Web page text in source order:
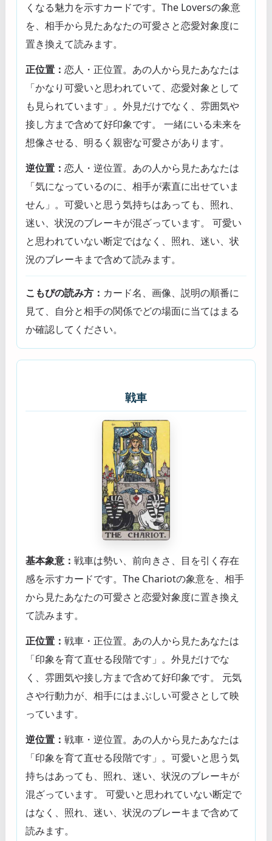
くなる魅力を示すカードです。The Loversの象意
を、相手から見たあなたの可愛さと恋愛対象度に
置き換えて読みます。
正位置： 恋人・正位置。あの人から見たあなたは
「かなり可愛いと思われていて、恋愛対象として
も見られています」。外見だけでなく、雰囲気や
接し方まで含めて好印象です。 一緒にいる未来を
想像させる、明るく親密な可愛さがあります。
逆位置： 恋人・逆位置。あの人から見たあなたは
「気になっているのに、相手が素直に出せていま
せん」。可愛いと思う気持ちはあっても、照れ、
迷い、状況のブレーキが混ざっています。 可愛い
と思われていない断定ではなく、照れ、迷い、状
況のブレーキまで含めて読みます。
こもぴの読み方： カード名、画像、説明の順番に
見て、自分と相手の関係でどの場面に当てはまる
か確認してください。
戦車
基本象意： 戦車は勢い、前向きさ、目を引く存在
感を示すカードです。The Chariotの象意を、相手
から見たあなたの可愛さと恋愛対象度に置き換え
て読みます。
正位置： 戦車・正位置。あの人から見たあなたは
「印象を育て直せる段階です」。外見だけでな
く、雰囲気や接し方まで含めて好印象です。 元気
さや行動力が、相手にはまぶしい可愛さとして映
っています。
逆位置： 戦車・逆位置。あの人から見たあなたは
「印象を育て直せる段階です」。可愛いと思う気
持ちはあっても、照れ、迷い、状況のブレーキが
混ざっています。 可愛いと思われていない断定で
はなく、照れ、迷い、状況のブレーキまで含めて
読みます。